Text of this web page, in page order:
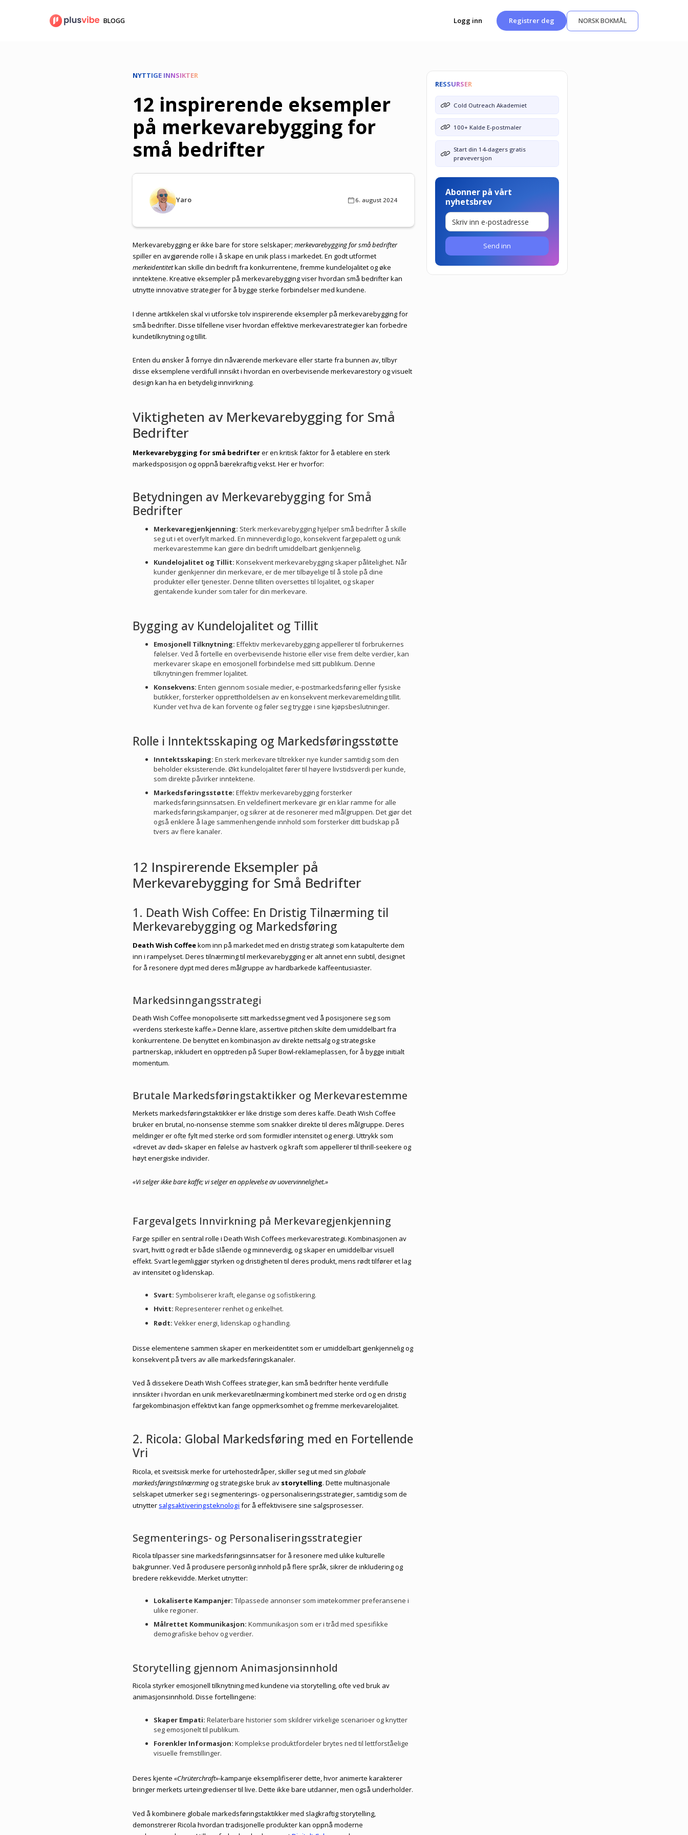
BLOGG Logg inn Registrer deg NORSK BOKMÅL
NYTTIGE INNSIKTER
12 inspirerende eksempler
på merkevarebygging for
små bedrifter
Yaro 6. august 2024
Merkevarebygging er ikke bare for store selskaper;merkevarebygging for små bedrifter
spiller en avgjørende rolle i å skape en unik plass i markedet. En godt utformet
merkeidentitetkan skille din bedrift fra konkurrentene, fremme kundelojalitet og øke
inntektene. Kreative eksempler på merkevarebygging viser hvordan små bedrifter kan
utnytte innovative strategier for å bygge sterke forbindelser med kundene.
I denne artikkelen skal vi utforske tolv inspirerende eksempler på merkevarebygging for
små bedrifter. Disse tilfellene viser hvordan effektive merkevarestrategier kan forbedre
kundetilknytning og tillit.
Enten du ønsker å fornye din nåværende merkevare eller starte fra bunnen av, tilbyr
disse eksemplene verdifull innsikt i hvordan en overbevisende merkevarestory og visuelt
design kan ha en betydelig innvirkning.
Viktigheten av Merkevarebygging for Små
Bedrifter
Merkevarebygging for små bedrifterer en kritisk faktor for å etablere en sterk
markedsposisjon og oppnå bærekraftig vekst. Her er hvorfor:
Betydningen av Merkevarebygging for Små
Bedrifter
Merkevaregjenkjenning: Sterk merkevarebygging hjelper små bedrifter å skille
seg ut i et overfylt marked. En minneverdig logo, konsekvent fargepalett og unik
merkevarestemme kan gjøre din bedrift umiddelbart gjenkjennelig.
Kundelojalitet og Tillit: Konsekvent merkevarebygging skaper pålitelighet. Når
kunder gjenkjenner din merkevare, er de mer tilbøyelige til å stole på dine
produkter eller tjenester. Denne tilliten oversettes til lojalitet, og skaper
gjentakende kunder som taler for din merkevare.
Bygging av Kundelojalitet og Tillit
Emosjonell Tilknytning: Effektiv merkevarebygging appellerer til forbrukernes
følelser. Ved å fortelle en overbevisende historie eller vise frem delte verdier, kan
merkevarer skape en emosjonell forbindelse med sitt publikum. Denne
tilknytningen fremmer lojalitet.
Konsekvens: Enten gjennom sosiale medier, e-postmarkedsføring eller fysiske
butikker, forsterker opprettholdelsen av en konsekvent merkevaremelding tillit.
Kunder vet hva de kan forvente og føler seg trygge i sine kjøpsbeslutninger.
Rolle i Inntektsskaping og Markedsføringsstøtte
Inntektsskaping: En sterk merkevare tiltrekker nye kunder samtidig som den
beholder eksisterende. Økt kundelojalitet fører til høyere livstidsverdi per kunde,
som direkte påvirker inntektene.
Markedsføringsstøtte: Effektiv merkevarebygging forsterker
markedsføringsinnsatsen. En veldefinert merkevare gir en klar ramme for alle
markedsføringskampanjer, og sikrer at de resonerer med målgruppen. Det gjør det
også enklere å lage sammenhengende innhold som forsterker ditt budskap på
tvers av flere kanaler.
12 Inspirerende Eksempler på
Merkevarebygging for Små Bedrifter
1. Death Wish Coffee: En Dristig Tilnærming til
Merkevarebygging og Markedsføring
Death Wish Coffeekom inn på markedet med en dristig strategi som katapulterte dem
inn i rampelyset. Deres tilnærming til merkevarebygging er alt annet enn subtil, designet
for å resonere dypt med deres målgruppe av hardbarkede kaffeentusiaster.
Markedsinngangsstrategi
Death Wish Coffee monopoliserte sitt markedssegment ved å posisjonere seg som
«verdens sterkeste kaffe.» Denne klare, assertive pitchen skilte dem umiddelbart fra
konkurrentene. De benyttet en kombinasjon av direkte nettsalg og strategiske
partnerskap, inkludert en opptreden på Super Bowl-reklameplassen, for å bygge initialt
momentum.
Brutale Markedsføringstaktikker og Merkevarestemme
Merkets markedsføringstaktikker er like dristige som deres kaffe. Death Wish Coffee
bruker en brutal, no-nonsense stemme som snakker direkte til deres målgruppe. Deres
meldinger er ofte fylt med sterke ord som formidler intensitet og energi. Uttrykk som
«drevet av død» skaper en følelse av hastverk og kraft som appellerer til thrill-seekere og
høyt energiske individer.
«Vi selger ikke bare kaffe; vi selger en opplevelse av uovervinnelighet.»
Fargevalgets Innvirkning på Merkevaregjenkjenning
Farge spiller en sentral rolle i Death Wish Coffees merkevarestrategi. Kombinasjonen av
svart, hvitt og rødt er både slående og minneverdig, og skaper en umiddelbar visuell
effekt. Svart legemliggjør styrken og dristigheten til deres produkt, mens rødt tilfører et lag
av intensitet og lidenskap.
Svart: Symboliserer kraft, eleganse og sofistikering.
Hvitt: Representerer renhet og enkelhet.
Rødt: Vekker energi, lidenskap og handling.
Disse elementene sammen skaper en merkeidentitet som er umiddelbart gjenkjennelig og
konsekvent på tvers av alle markedsføringskanaler.
Ved å dissekere Death Wish Coffees strategier, kan små bedrifter hente verdifulle
innsikter i hvordan en unik merkevaretilnærming kombinert med sterke ord og en dristig
fargekombinasjon effektivt kan fange oppmerksomhet og fremme merkevarelojalitet.
2. Ricola: Global Markedsføring med en Fortellende
Vri
Ricola, et sveitsisk merke for urtehostedråper, skiller seg ut med singlobale
markedsføringstilnærmingog strategiske bruk av storytelling. Dette multinasjonale
selskapet utmerker seg i segmenterings- og personaliseringsstrategier, samtidig som de
utnyttersalgsaktiveringsteknologi for å effektivisere sine salgsprosesser.
Segmenterings- og Personaliseringsstrategier
Ricola tilpasser sine markedsføringsinnsatser for å resonere med ulike kulturelle
bakgrunner. Ved å produsere personlig innhold på flere språk, sikrer de inkludering og
bredere rekkevidde. Merket utnytter:
Lokaliserte Kampanjer: Tilpassede annonser som imøtekommer preferansene i
ulike regioner.
Målrettet Kommunikasjon: Kommunikasjon som er i tråd med spesifikke
demografiske behov og verdier.
Storytelling gjennom Animasjonsinnhold
Ricola styrker emosjonell tilknytning med kundene via storytelling, ofte ved bruk av
animasjonsinnhold. Disse fortellingene:
Skaper Empati: Relaterbare historier som skildrer virkelige scenarioer og knytter
seg emosjonelt til publikum.
Forenkler Informasjon: Komplekse produktfordeler brytes ned til lettforståelige
visuelle fremstillinger.
Deres kjente«Chrüterchraft»-kampanje eksemplifiserer dette, hvor animerte karakterer
bringer merkets urteingredienser til live. Dette ikke bare utdanner, men også underholder.
Ved å kombinere globale markedsføringstaktikker med slagkraftig storytelling,
demonstrerer Ricola hvordan tradisjonelle produkter kan oppnå moderne
RESSURSER
Cold Outreach Akademiet
100+ Kalde E-postmaler
Start din 14-dagers gratis
prøveversjon
Abonner på vårt
nyhetsbrev
Send inn